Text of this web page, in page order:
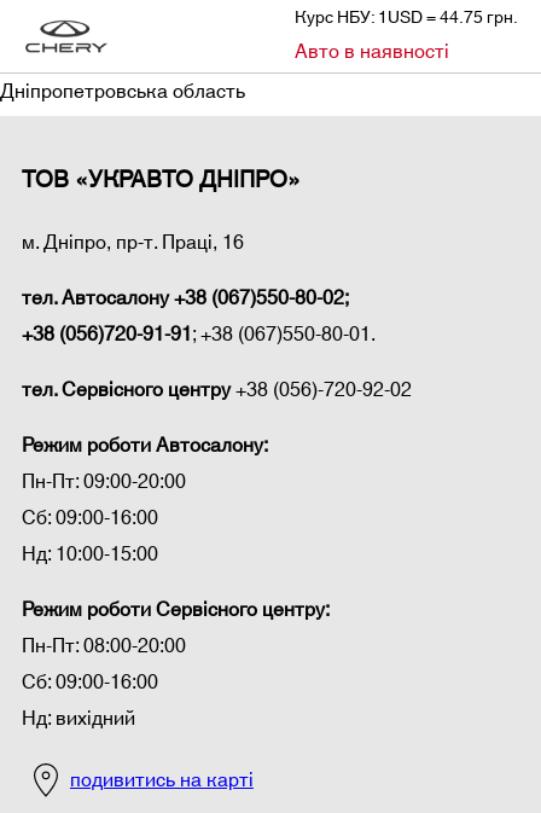
Курс НБУ: 1USD = 44.75 грн.
Авто в наявності
CHERY
Дніпропетровська область
ТОВ «УКРАВТО ДНІПРО»
м. Дніпро, пр-т. Праці, 16
тел. Автосалону+38 (067)550-80-02;
+38 (056)720-91-91; +38 (067)550-80-01.
тел. Сервісного центру+38 (056)-720-92-02
Режим роботи Автосалону:
Пн-Пт: 09:00-20:00
Сб: 09:00-16:00
Нд: 10:00-15:00
Режим роботи Сервісного центру:
Пн-Пт: 08:00-20:00
Сб: 09:00-16:00
Нд: вихідний
подивитись на карті